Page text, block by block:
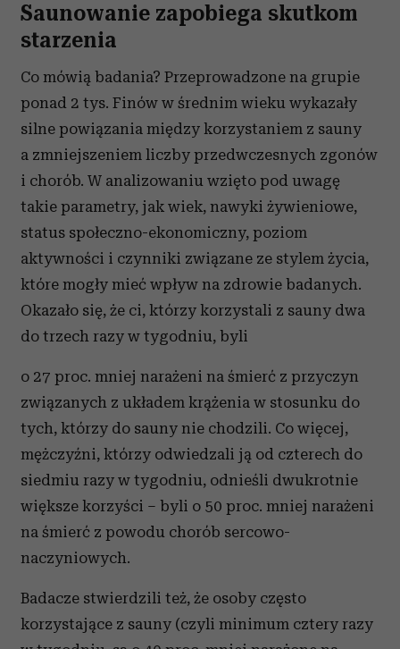
Saunowanie zapobiega skutkom
starzenia
Co mówią badania? Przeprowadzone na grupie
ponad 2 tys. Finów w średnim wieku wykazały
silne powiązania między korzystaniem z sauny
a zmniejszeniem liczby przedwczesnych zgonów
i chorób. W analizowaniu wzięto pod uwagę
takie parametry, jak wiek, nawyki żywieniowe,
status społeczno-ekonomiczny, poziom
aktywności i czynniki związane ze stylem życia,
które mogły mieć wpływ na zdrowie badanych.
Okazało się, że ci, którzy korzystali z sauny dwa
do trzech razy w tygodniu, byli
o 27 proc. mniej narażeni na śmierć z przyczyn
związanych z układem krążenia w stosunku do
tych, którzy do sauny nie chodzili. Co więcej,
mężczyźni, którzy odwiedzali ją od czterech do
siedmiu razy w tygodniu, odnieśli dwukrotnie
większe korzyści – byli o 50 proc. mniej narażeni
na śmierć z powodu chorób sercowo-
naczyniowych.
Badacze stwierdzili też, że osoby często
korzystające z sauny (czyli minimum cztery razy